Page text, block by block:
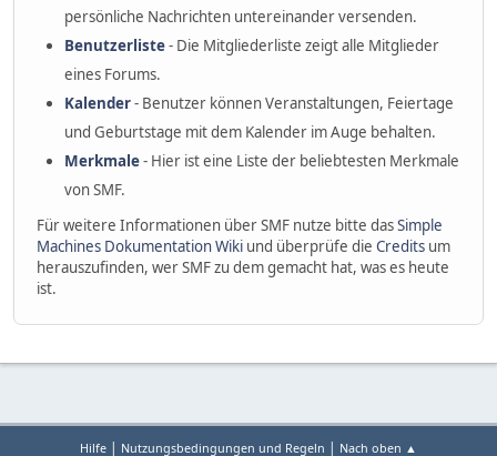
persönliche Nachrichten untereinander versenden.
Benutzerliste- Die Mitgliederliste zeigt alle Mitglieder
eines Forums.
Kalender- Benutzer können Veranstaltungen, Feiertage
und Geburtstage mit dem Kalender im Auge behalten.
Merkmale- Hier ist eine Liste der beliebtesten Merkmale
von SMF.
Für weitere Informationen über SMF nutze bitte dasSimple
Machines Dokumentation Wiki und überprüfe die Credits um
herauszufinden, wer SMF zu dem gemacht hat, was es heute
ist.
Hilfe | Nutzungsbedingungen und Regeln | Nach oben ▲